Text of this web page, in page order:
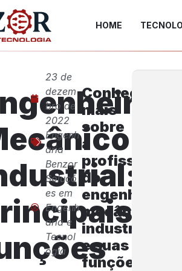
HOME
23 de
dezem
bro de
2022
Engenh
aria
Benzor
Soluçõ
es em
Engenh
aria e
Tecnol
ogia
Conheça
mais
sobre
a
profissão
do
engenheiro
mecânico
industrial
e suas
funções.